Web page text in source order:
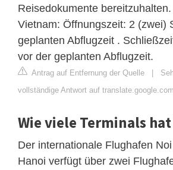
Reisedokumente
Vietnam: Öffnungszeit: 2 (zwei)
geplanten Abflugzeit .
vor der geplanten Abflugzeit.
Antrag auf Entfernung der Quelle |
vollständige Antwort auf
Wie viele Terminals
Der internationale Flughafen
Hanoi verfügt über zwei